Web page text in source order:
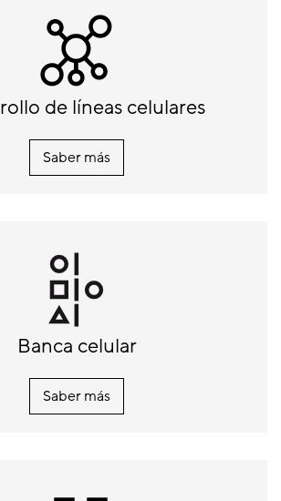
de líneas celulares
Saber más
Banca celular
Saber más